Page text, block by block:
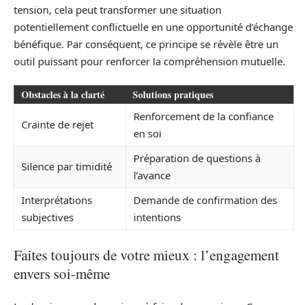
tension, cela peut transformer une situation
potentiellement conflictuelle en une opportunité d’échange
bénéfique. Par conséquent, ce principe se révèle être un
outil puissant pour renforcer la compréhension mutuelle.
Obstacles à la clarté Solutions pratiques
Crainte de rejet
Renforcement de la confiance
en soi
Silence par timidité
Préparation de questions à
l’avance
Interprétations
subjectives
Demande de confirmation des
intentions
Faites toujours de votre mieux : l’engagement
envers soi-même